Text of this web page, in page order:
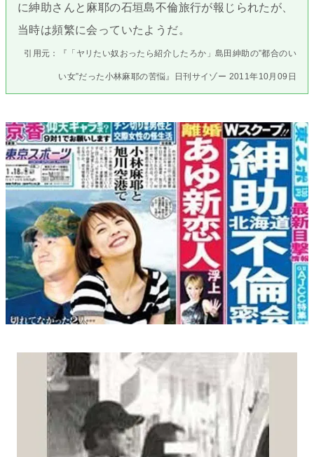
に紳助さんと麻耶の石垣島不倫旅行が報じられたが、
当時は頻繁に会っていたようだ。
引用元：『「ヤリたい奴おったら紹介したろか」島田紳助の”都合のい
い女”だった小林麻耶の苦悩』日刊サイゾー 2011年10月09日